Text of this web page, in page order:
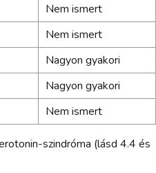
Nem ismert
Nem ismert
Nagyon gyakori
Nagyon gyakori
Nem ismert
szindróma (lásd 4.4 és